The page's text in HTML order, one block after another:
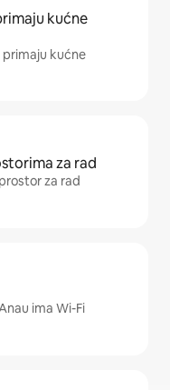
kućne
kućne
za rad
za rad
ima Wi-Fi